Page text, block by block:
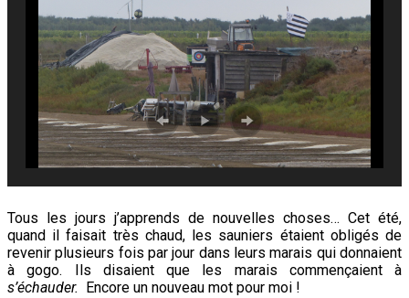
Tous les jours j’apprends de nouvelles choses… Cet été,
quand il faisait très chaud, les sauniers étaient obligés de
revenir plusieurs fois par jour dans leurs marais qui donnaient
à gogo. Ils disaient que les marais commençaient à
s’échauder.
Encore un nouveau mot pour moi !